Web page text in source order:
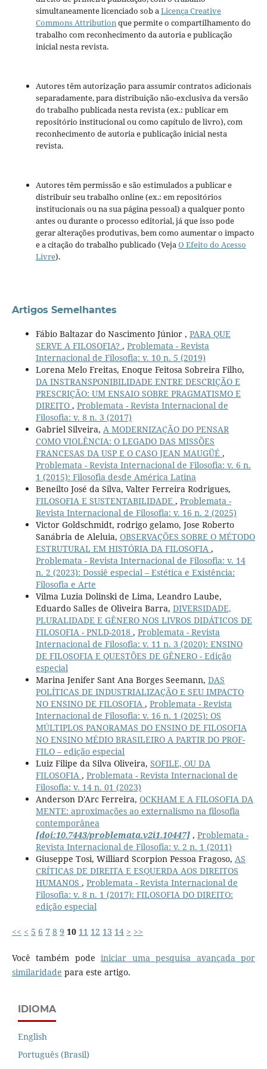
simultaneamente licenciado sob aLicença Creative
Commons Attributionque permite o compartilhamento do
trabalho com reconhecimento da autoria e publicação
inicial nesta revista.
Autores têm autorização para assumir contratos adicionais
separadamente, para distribuição não-exclusiva da versão
do trabalho publicada nesta revista (ex.: publicar em
repositório institucional ou como capítulo de livro), com
reconhecimento de autoria e publicação inicial nesta
revista.
Autores têm permissão e são estimulados a publicar e
distribuir seu trabalho online (ex.: em repositórios
institucionais ou na sua página pessoal) a qualquer ponto
antes ou durante o processo editorial, já que isso pode
gerar alterações produtivas, bem como aumentar o impacto
e a citação do trabalho publicado (VejaO Efeito do Acesso
Livre).
Artigos Semelhantes
Fábio Baltazar do Nascimento Júnior , PARA QUE
SERVE A FILOSOFIA? , Problemata - Revista
Internacional de Filosofia: v. 10 n. 5 (2019)
Lorena Melo Freitas, Enoque Feitosa Sobreira Filho,
DA INSTRANSPONIBILIDADE ENTRE DESCRIÇÃO E
PRESCRIÇÃO: UM ENSAIO SOBRE PRAGMATISMO E
DIREITO , Problemata - Revista Internacional de
Filosofia: v. 8 n. 3 (2017)
Gabriel Silveira, A MODERNIZAÇÃO DO PENSAR
COMO VIOLÊNCIA: O LEGADO DAS MISSÕES
FRANCESAS DA USP E O CASO JEAN MAUGÜÉ ,
Problemata - Revista Internacional de Filosofia: v. 6 n.
1 (2015): Filosofia desde América Latina
Beneilto José da Silva, Valter Ferreira Rodrigues,
FILOSOFIA E SUSTENTABILIDADE , Problemata -
Revista Internacional de Filosofia: v. 16 n. 2 (2025)
Victor Goldschmidt, rodrigo gelamo, Jose Roberto
Sanábria de Aleluia, OBSERVAÇÕES SOBRE O MÉTODO
ESTRUTURAL EM HISTÓRIA DA FILOSOFIA ,
Problemata - Revista Internacional de Filosofia: v. 14
n. 2 (2023): Dossiê especial – Estética e Existência:
Filosofia e Arte
Vilma Luzia Dolinski de Lima, Leandro Laube,
Eduardo Salles de Oliveira Barra, DIVERSIDADE,
PLURALIDADE E GÊNERO NOS LIVROS DIDÁTICOS DE
FILOSOFIA - PNLD-2018 , Problemata - Revista
Internacional de Filosofia: v. 11 n. 3 (2020): ENSINO
DE FILOSOFIA E QUESTÕES DE GÊNERO - Edição
especial
Marina Jenifer Sant Ana Borges Seemann, DAS
POLÍTICAS DE INDUSTRIALIZAÇÃO E SEU IMPACTO
NO ENSINO DE FILOSOFIA , Problemata - Revista
Internacional de Filosofia: v. 16 n. 1 (2025): OS
MÚLTIPLOS PANORAMAS DO ENSINO DE FILOSOFIA
NO ENSINO MÉDIO BRASILEIRO A PARTIR DO PROF-
FILO – edição especial
Luiz Filipe da Silva Oliveira, SOFILE, OU DA
FILOSOFIA , Problemata - Revista Internacional de
Filosofia: v. 14 n. 01 (2023)
Anderson D'Arc Ferreira, OCKHAM E A FILOSOFIA DA
MENTE: aproximações ao externalismo na filosofia
contemporânea
[doi:10.7443/problemata.v2i1.10447], Problemata -
Revista Internacional de Filosofia: v. 2 n. 1 (2011)
Giuseppe Tosi, Williard Scorpion Pessoa Fragoso, AS
CRÍTICAS DE DIREITA E ESQUERDA AOS DIREITOS
HUMANOS , Problemata - Revista Internacional de
Filosofia: v. 8 n. 1 (2017): FILOSOFIA DO DIREITO:
edição especial
<< < 5 6 7 8 9 10 11 12 13 14 > >>
Você também podeiniciar uma pesquisa avançada por
similaridade para este artigo.
IDIOMA
English
Português (Brasil)